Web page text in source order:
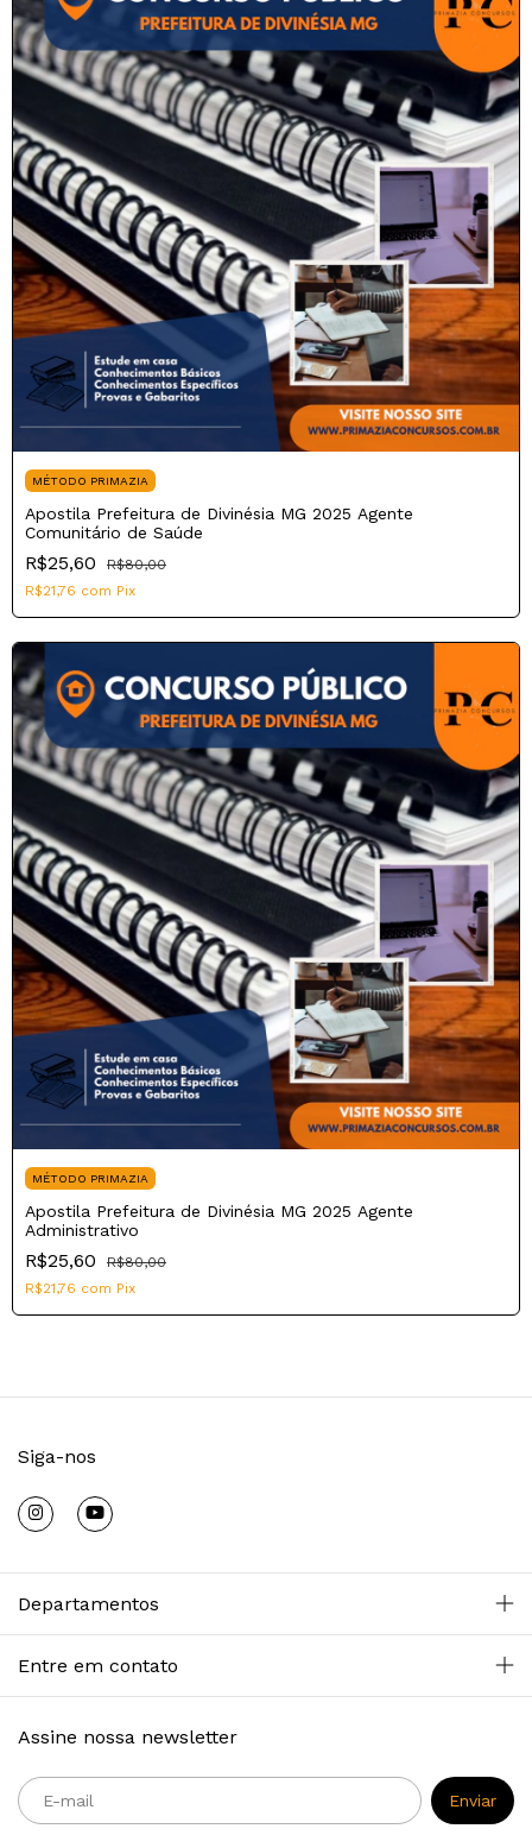
MÉTODO PRIMAZIA
Apostila Prefeitura de Divinésia MG 2025 Agente
Comunitário de Saúde
R$25,60
R$80,00
R$21,76 com Pix
MÉTODO PRIMAZIA
Apostila Prefeitura de Divinésia MG 2025 Agente
Administrativo
R$25,60
R$80,00
R$21,76 com Pix
Siga-nos
Departamentos
Entre em contato
Assine nossa newsletter